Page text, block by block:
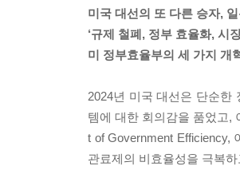
미국 대선의 또 다른 승자,
‘규제 철폐, 정부 효율화, 시
미 정부효율부의 세 가지 개
2024년 미국 대선은 단순한
템에 대한 회의감을 품었고,
t of Government Efficiency,
관료제의 비효율성을 극복